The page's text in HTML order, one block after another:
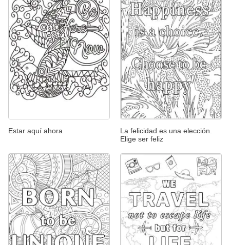
Estar aquí ahora
La felicidad es una elección.
Elige ser feliz